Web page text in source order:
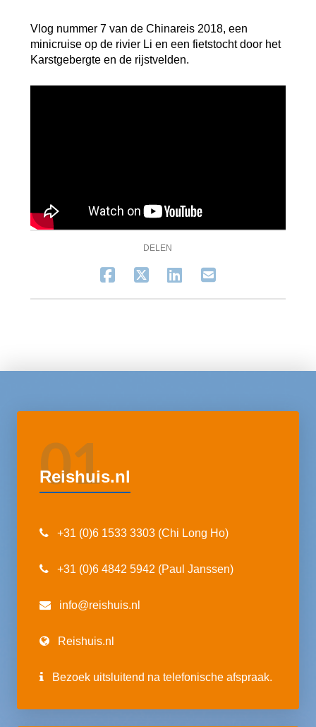
Vlog nummer 7 van de Chinareis 2018, een
minicruise op de rivier Li en een fietstocht door het
Karstgebergte en de rijstvelden.
DELEN
01
Reishuis.nl
+31 (0)6 1533 3303 (Chi Long Ho)
+31 (0)6 4842 5942 (Paul Janssen)
info@reishuis.nl
Reishuis.nl
Bezoek uitsluitend na telefonische afspraak.